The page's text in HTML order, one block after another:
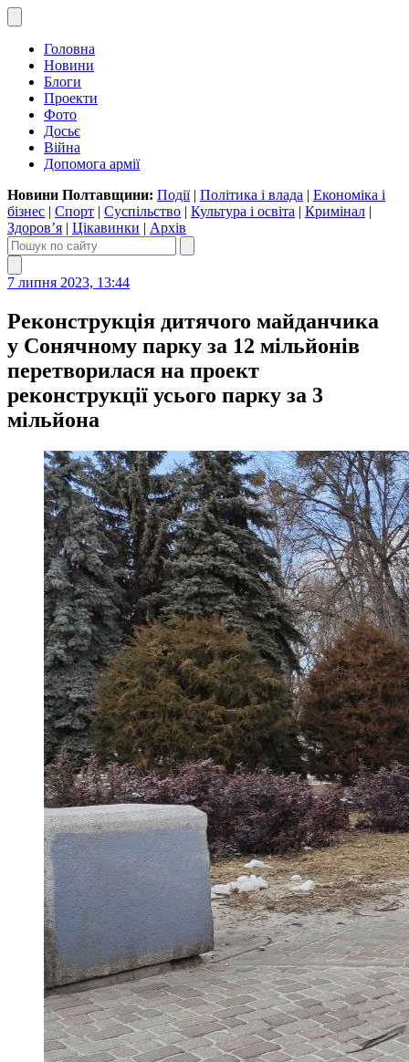
Головна
Новини
Блоги
Проекти
Фото
Досьє
Війна
Допомога армії
Новини Полтавщини: Події| Політика і влада | Економіка і
бізнес | Спорт | Суспільство | Культура і освіта | Кримінал |
Здоров’я | Цікавинки | Архів
7 липня 2023, 13:44
Реконструкція дитячого майданчика
у Сонячному парку за 12 мільйонів
перетворилася на проект
реконструкції усього парку за 3
мільйона